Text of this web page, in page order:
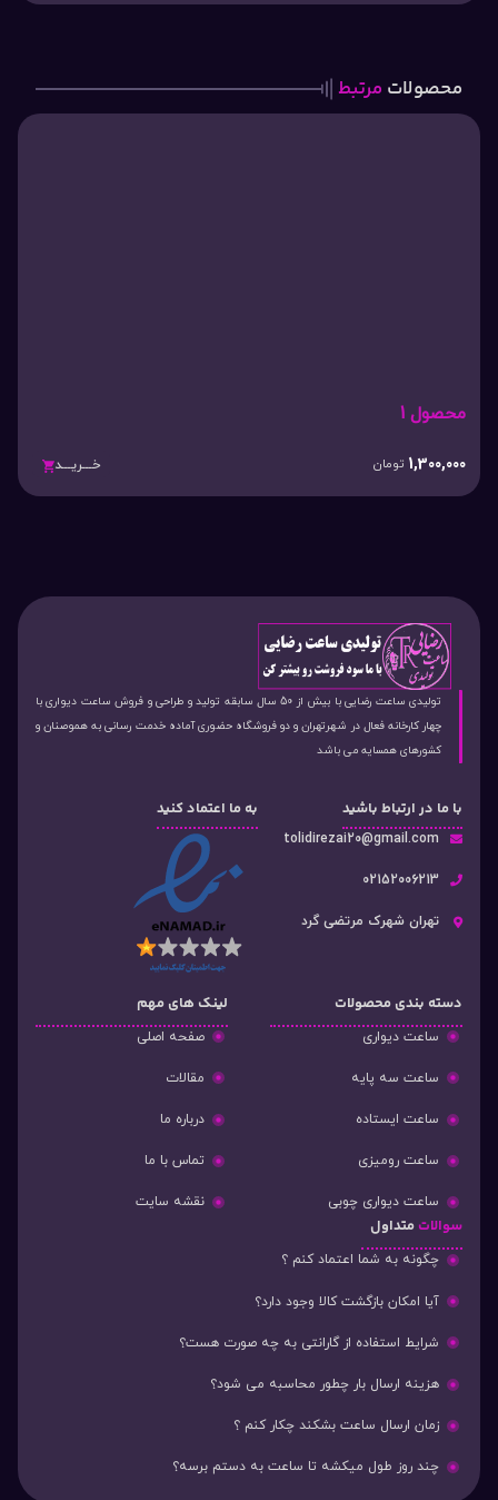
محصولات مرتبط
محصول 1
1,300,000 تومان خـــریـــد
تولیدی ساعت رضایی با بیش از 50 سال سابقه تولید و طراحی و فروش ساعت دیواری با
چهار کارخانه فعال در شهرتهران و دو فروشگاه حضوری آماده خدمت رسانی به هموصنان و
کشورهای همسایه می باشد
با ما در ارتباط باشید
tolidirezai20@gmail.com
02152006213
تهران شهرک مرتضی گرد
به ما اعتماد کنید
دسته‌ بندی محصولات
ساعت دیواری
ساعت سه پایه
ساعت ایستاده
ساعت رومیزی
ساعت دیواری چوبی
لینک های مهم
صفحه اصلی
مقالات
درباره ما
تماس با ما
نقشه سایت
سوالات متداول
چگونه به شما اعتماد کنم ؟
آیا امکان بازگشت کالا وجود دارد؟
شرایط استفاده از گارانتی به چه صورت هست؟
هزینه ارسال بار چطور محاسبه می شود؟
زمان ارسال ساعت بشکند چکار کنم ؟
چند روز طول میکشه تا ساعت به دستم برسه؟